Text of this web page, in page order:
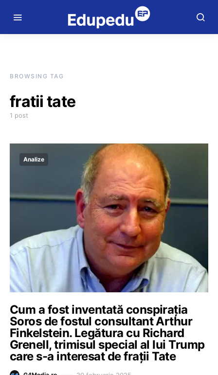
BROWSING TAG
fratii tate
1 post
Analize
Cum a fost inventată conspirația
Soros de fostul consultant Arthur
Finkelstein. Legătura cu Richard
Grenell, trimisul special al lui Trump
care s-a interesat de frații Tate